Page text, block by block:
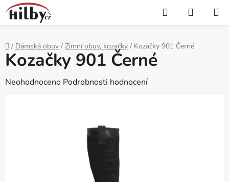
Přejít
na
obsah
Hledat
KOŠÍK
Domů
/ Dámská obuv / Zimní obuv, kozačky / Kozačky 901 Černé
Kozačky 901 Černé
Průměrné
Neohodnoceno Podrobnosti hodnocení